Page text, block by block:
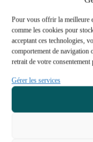
Pour vous offrir la meilleure
comme les cookies pour
acceptant ces technologies,
comportement de navigation
retrait de votre
Gérer les services